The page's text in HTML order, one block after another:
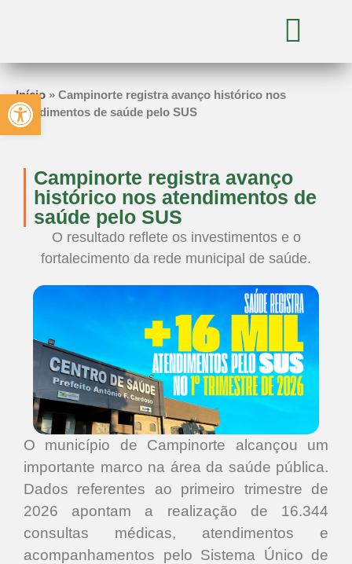
Início » Campinorte registra avanço histórico nos
atendimentos de saúde pelo SUS
Campinorte registra avanço
histórico nos atendimentos de
saúde pelo SUS
O resultado reflete os investimentos e o
fortalecimento da rede municipal de saúde.
O município de Campinorte alcançou um
importante marco na área da saúde pública.
Dados referentes ao primeiro trimestre de
2026 apontam a realização de 16.344
consultas médicas, atendimentos e
acompanhamentos pelo Sistema Único de
Abrir a barra de ferramentas